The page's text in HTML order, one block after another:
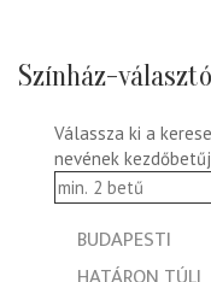
Színház-választó
Válassza ki a
nevének
BUDAPESTI